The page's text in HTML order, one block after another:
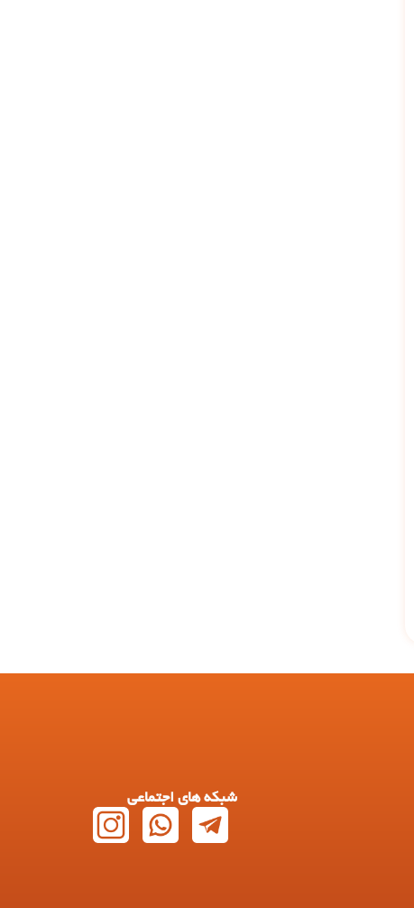
شبکه های اجتماعی